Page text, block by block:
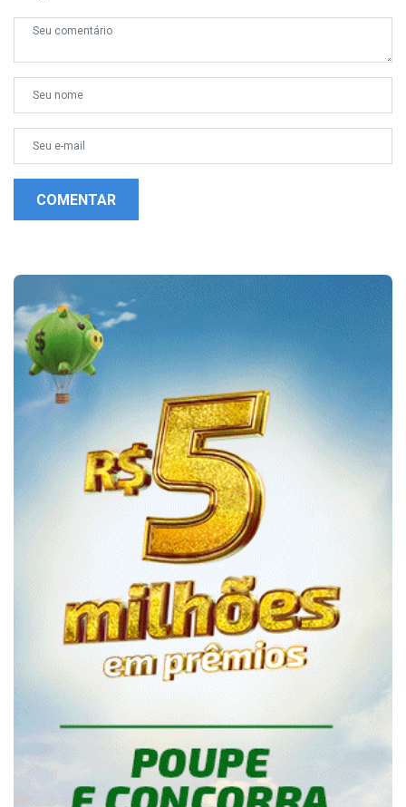
COMENTAR